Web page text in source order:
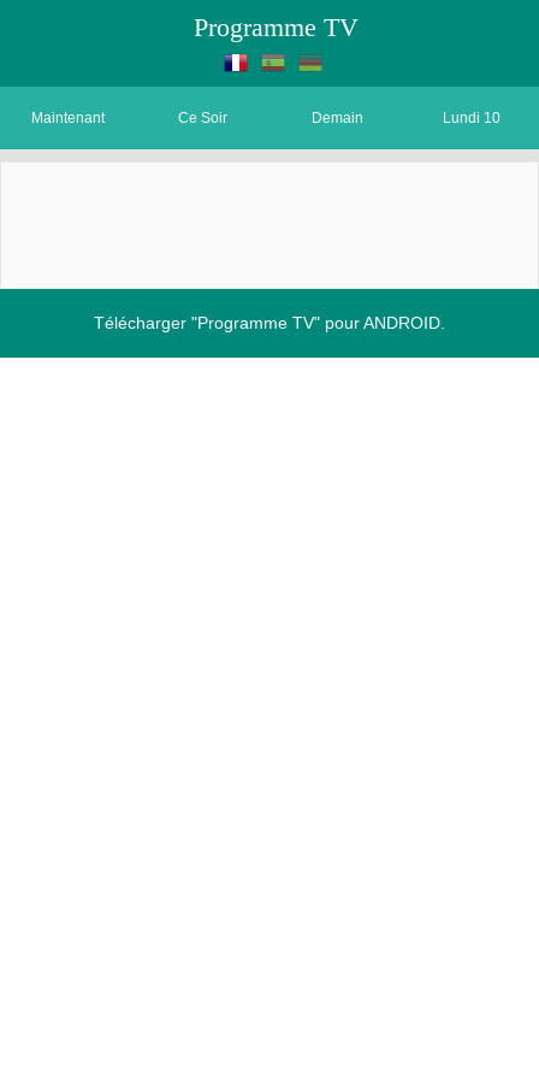
Programme TV
Maintenant Ce Soir Demain Lundi 10
Télécharger "Programme TV" pour ANDROID.